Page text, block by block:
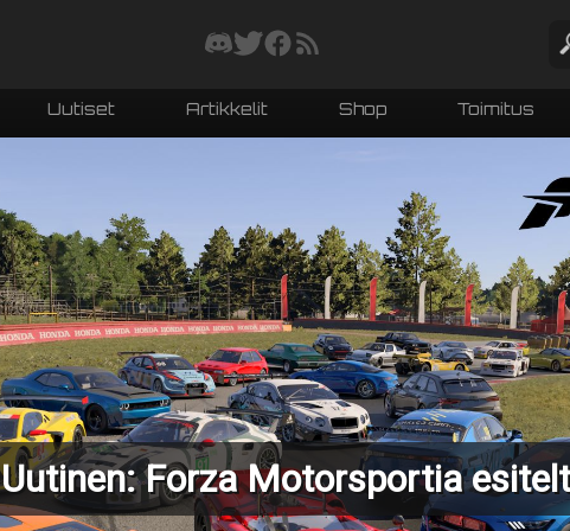
Uutiset Artikkelit Shop Toimitus
Uutinen: Forza Motorsportia